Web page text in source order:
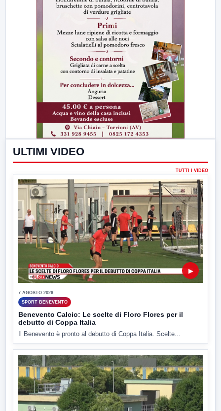
ULTIMI VIDEO
TUTTI I VIDEO
▶
7 AGOSTO 2026
SPORT BENEVENTO
Benevento Calcio: Le scelte di Floro Flores per il
debutto di Coppa Italia
Il Benevento è pronto al debutto di Coppa Italia. Scelte...